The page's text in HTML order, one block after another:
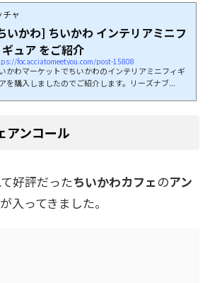
チャ
いかわ] ちいかわ インテリアミニフ
ュア をご紹介
focacciatomeetyou.com/post-15808
かわマーケットでちいかわのインテリアミニフィギ
を購入しましたのでご紹介します。リーズナブ...
アンコール
好評だったちいかわカフェのアン
入ってきました。